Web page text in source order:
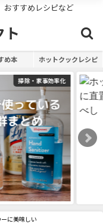
おすすめレシピなど
め本 ホットクックレシピ
未分類
に美味しい